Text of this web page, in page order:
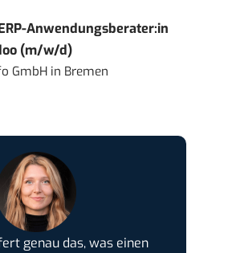
Anwendungsberater:in
(m/w/d)
GmbH in Bremen
genau das, was einen